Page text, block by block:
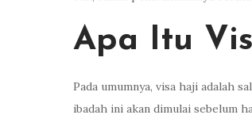
Apa Itu
Pada umumnya, visa haji adalah
ibadah ini akan dimulai sebelum